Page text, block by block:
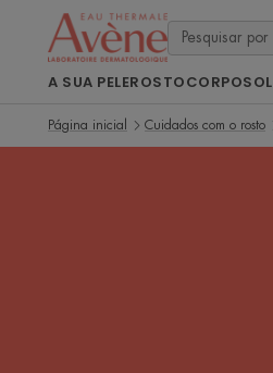
A SUA PELEROSTOCORPOSOL
Página inicial Cuidados com o rosto